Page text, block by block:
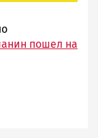
пошел на